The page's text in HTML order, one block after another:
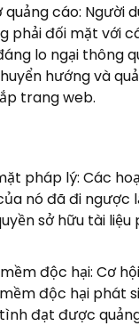
cáo: Người
phải đối mặt với
lo ngại thông
hướng và
trang web.
pháp lý: Các
nó đã đi ngược
sở hữu tài
độc hại: Cơ
độc hại phát
đạt được